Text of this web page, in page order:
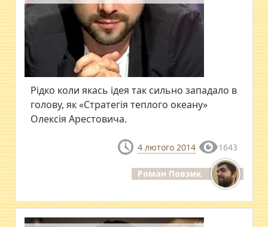
Рідко коли якась ідея так сильно западало в
голову, як «Стратегія теплого океану»
Олексія Арестовича.
4 лютого 2014 1643
Роман Повзик